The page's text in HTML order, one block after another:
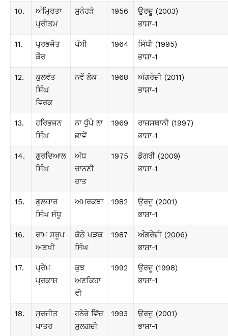
10.
ਅੰਮ੍ਰਿਤਾ
ਪ੍ਰੀਤਮ
ਸੁਨੇਹੜੇ 1956
ਉਰਦੂ (2003)
ਭਾਸ਼ਾ-1
11.
ਪ੍ਰਭਜੋਤ
ਕੌਰ
ਪੱਬੀ 1964
ਸਿੰਧੀ (1995)
ਭਾਸ਼ਾ-1
12.
ਕੁਲਵੰਤ
ਸਿੰਘ
ਵਿਰਕ
ਨਵੇਂ ਲੋਕ 1968
ਅੰਗਰੇਜ਼ੀ (2011)
ਭਾਸ਼ਾ-1
13.
ਹਰਿਭਜਨ
ਸਿੰਘ
ਨਾ ਧੁੱਪੇ ਨਾ
ਛਾਵੇਂ
1969
ਰਾਜਸਥਾਨੀ (1997)
ਭਾਸ਼ਾ-1
14.
ਗੁਰਦਿਆਲ
ਸਿੰਘ
ਅੱਧ
ਚਾਨਣੀ
ਰਾਤ
1975
ਡੋਗਰੀ (2009)
ਭਾਸ਼ਾ-1
15.
ਗੁਲਜ਼ਾਰ
ਸਿੰਘ ਸੰਧੂ
ਅਮਰਕਥਾ 1982
ਉਰਦੂ (2001)
ਭਾਸ਼ਾ-1
16.
ਰਾਮ ਸਰੂਪ
ਅਣਖੀ
ਕੋਠੇ ਖੜਕ
ਸਿੰਘ
1987
ਅੰਗਰੇਜ਼ੀ (2006)
ਭਾਸ਼ਾ-1
17.
ਪ੍ਰੇਮ
ਪ੍ਰਕਾਸ਼
ਕੁਝ
ਅਣਕਿਹਾ
ਵੀ
1992
ਉਰਦੂ (1998)
ਭਾਸ਼ਾ-1
18.
ਸੁਰਜੀਤ
ਪਾਤਰ
ਹਨੇਰੇ ਵਿੱਚ
ਸੁਲਗਦੀ
1993
ਉਰਦੂ (2001)
ਭਾਸ਼ਾ-1